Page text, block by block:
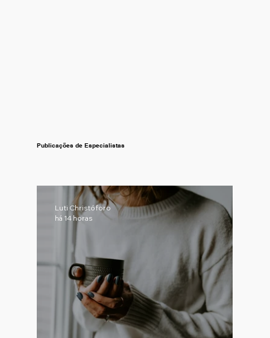
Publicações de Especialistas
Luti Christóforo
há 14 horas